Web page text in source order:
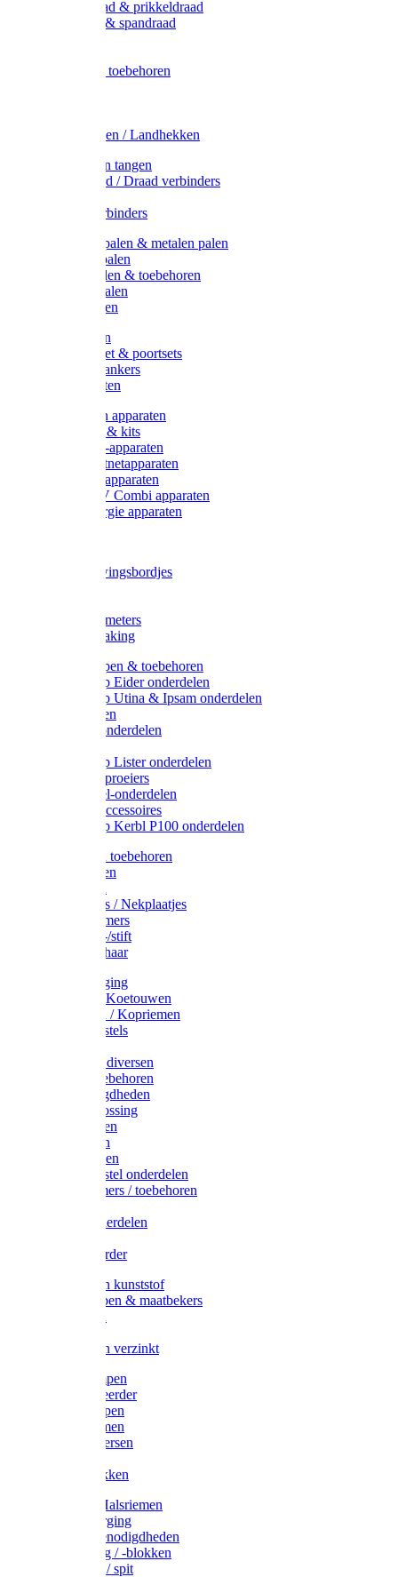
Metaal draad & prikkeldraad
Binddraad & spandraad
Afrasternet toebehoren
Weidehekken / Landhekken
Spanners en tangen
Lint / Koord / Draad verbinders
Litzclip verbinders
Recycling palen & metalen palen
Kunststof palen
T-Post t-palen & toebehoren
Glasfiber palen
Houten palen
Poortgrepen
Doorgangset & poortsets
Poortgreepankers
Weidepoorten
Onderdelen apparaten
Starter sets & kits
9V Batterij-apparaten
230V Lichtnetapparaten
12V Accu-apparaten
230V / 12V Combi apparaten
Zonne-energie apparaten
Waarschuwingsbordjes
Wegers en meters
Video bewaking
Weidepompen & toebehoren
Weidepomp Eider onderdelen
Weidepomp Utina & Ipsam onderdelen
Drinkbakken
Drinkbak onderdelen
Weidepomp Lister onderdelen
Nippels / Sproeiers
Drinknippel-onderdelen
Drinkbak accessoires
Weidepomp Kerbl P100 onderdelen
Oormerken toebehoren
Enkelbanden
Halsplaatjes / Nekplaatjes
Kokernummers
Merkspray-/stift
Veemerkschaar
Uierverzorging
Halsters & Koetouwen
Halsriemen / Kopriemen
Koerugborstels
Koe / Stier diversen
Melkers toebehoren
Stalbenodigdheden
Kalververlossing
Stierenringen
Onthoornen
Kalverflessen
Koerugborstel onderdelen
Kalveremmers / toebehoren
Koelift onderdelen
Uieronthaarder
Voerbakken kunststof
Voerscheppen & maatbekers
Voerbakken verzinkt
Warmtelampen
Staartcoupeerder
Biggenkappen
Neuskrammen
Varken diversen
Varkensbakken
Halsters / Halsriemen
Hoefverzorging
Lammer benodigdheden
Ramdektuig / -blokken
Vastzetpen / spit